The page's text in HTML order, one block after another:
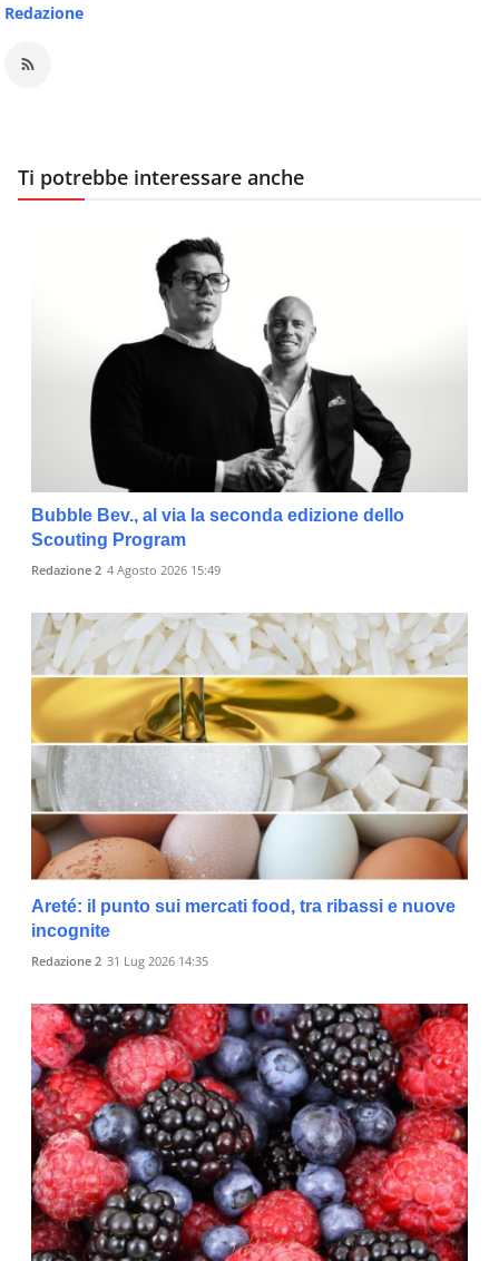
Redazione
Ti potrebbe interessare anche
Bubble Bev., al via la seconda edizione dello
Scouting Program
Redazione 2 4 Agosto 2026 15:49
Areté: il punto sui mercati food, tra ribassi e nuove
incognite
Redazione 2 31 Lug 2026 14:35